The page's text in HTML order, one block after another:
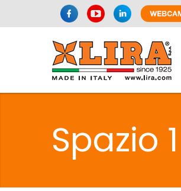
Spazio